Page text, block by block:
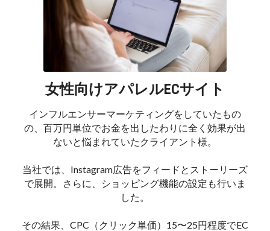
女性向けアパレルECサイト
インフルエンサーマーケティングをしていたもの
の、百万円単位でお金を出したわりに全く効果が出
ないと悩まれていたクライアント様。
当社では、Instagram広告をフィードとストーリーズ
で展開。さらに、ショッピング機能の設定も行いま
した。
その結果、CPC（クリック単価）15〜25円程度でEC